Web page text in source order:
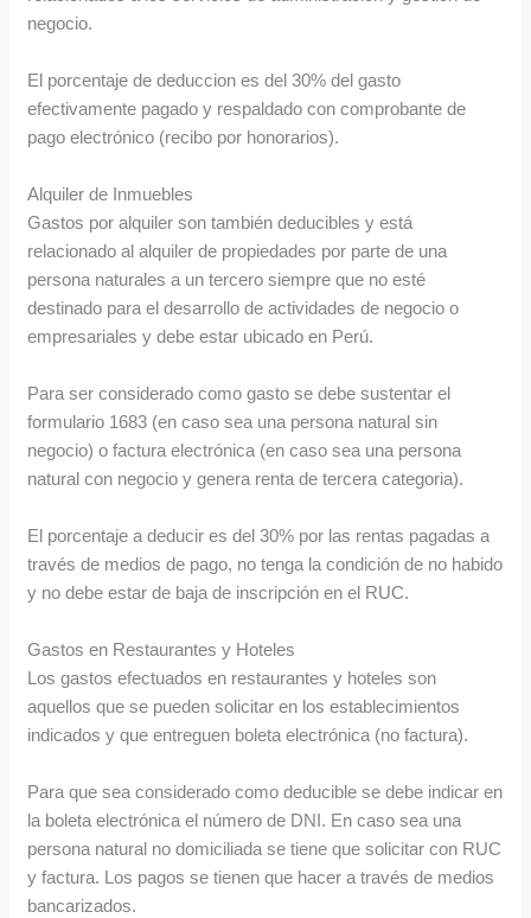
negocio.
El porcentaje de deduccion es del 30% del gasto
efectivamente pagado y respaldado con comprobante de
pago electrónico (recibo por honorarios).
Alquiler de Inmuebles
Gastos por alquiler son también deducibles y está
relacionado al alquiler de propiedades por parte de una
persona naturales a un tercero siempre que no esté
destinado para el desarrollo de actividades de negocio o
empresariales y debe estar ubicado en Perú.
Para ser considerado como gasto se debe sustentar el
formulario 1683 (en caso sea una persona natural sin
negocio) o factura electrónica (en caso sea una persona
natural con negocio y genera renta de tercera categoria).
El porcentaje a deducir es del 30% por las rentas pagadas a
través de medios de pago, no tenga la condición de no habido
y no debe estar de baja de inscripción en el RUC.
Gastos en Restaurantes y Hoteles
Los gastos efectuados en restaurantes y hoteles son
aquellos que se pueden solicitar en los establecimientos
indicados y que entreguen boleta electrónica (no factura).
Para que sea considerado como deducible se debe indicar en
la boleta electrónica el número de DNI. En caso sea una
persona natural no domiciliada se tiene que solicitar con RUC
y factura. Los pagos se tienen que hacer a través de medios
bancarizados.